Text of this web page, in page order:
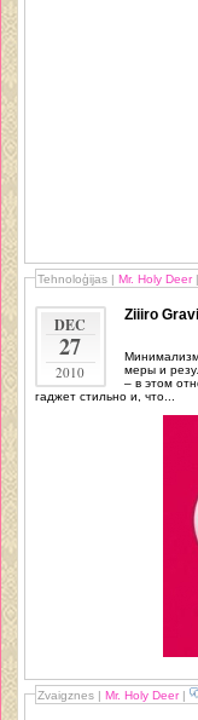
Tehnoloģijas| Mr. Holy Deer|
DEC
27
2010
Ziiiro
меры и результатом
– в этом
гаджет стильно и, что...
Zvaigznes| Mr. Holy Deer|